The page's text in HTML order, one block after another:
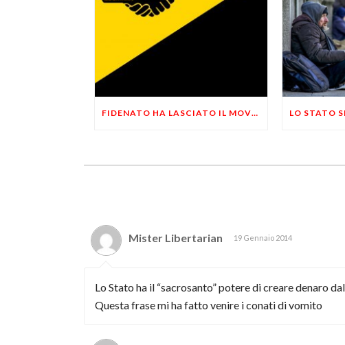
FIDENATO HA LASCIATO IL MOVIMENTO: DIMISSIONI ANNUNCIATE AD APRILE
Mister Libertarian 19 Gennaio 2014
Lo Stato ha il “sacrosanto” potere di creare denaro
Questa frase mi ha fatto venire i conati di vomito